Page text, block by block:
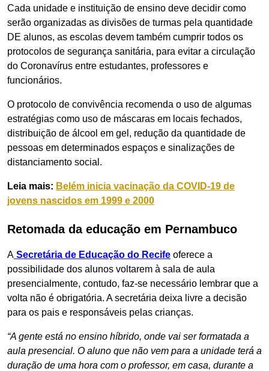
Cada unidade e instituição de ensino deve decidir como
serão organizadas as divisões de turmas pela quantidade
DE alunos, as escolas devem também cumprir todos os
protocolos de segurança sanitária, para evitar a circulação
do Coronavírus entre estudantes, professores e
funcionários.
O protocolo de convivência recomenda o uso de algumas
estratégias como uso de máscaras em locais fechados,
distribuição de álcool em gel, redução da quantidade de
pessoas em determinados espaços e sinalizações de
distanciamento social.
Leia mais: Belém inicia vacinação da COVID-19 de
jovens nascidos em 1999 e 2000
Retomada da educação em Pernambuco
A Secretária de Educação do Recife oferece a
possibilidade dos alunos voltarem à sala de aula
presencialmente, contudo, faz-se necessário lembrar que a
volta não é obrigatória. A secretária deixa livre a decisão
para os pais e responsáveis pelas crianças.
“A gente está no ensino híbrido, onde vai ser formatada a
aula presencial. O aluno que não vem para a unidade terá a
duração de uma hora com o professor, em casa, durante a